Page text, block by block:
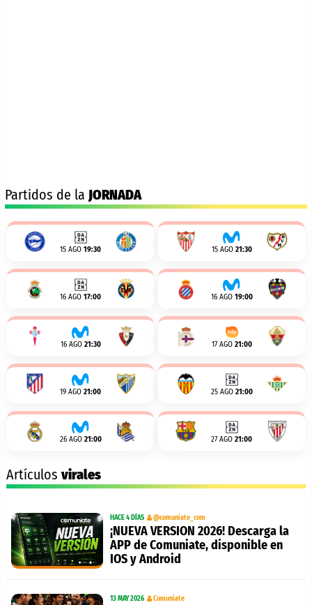
Partidos de la JORNADA
15 AGO 19:30 15 AGO 21:30
16 AGO 17:00 16 AGO 19:00
16 AGO 21:30 17 AGO 21:00
19 AGO 21:00 25 AGO 21:00
26 AGO 21:00 27 AGO 21:00
Artículosvirales
HACE 4 DÍAS @comuniate_com
¡NUEVA VERSION 2026! Descarga la
APP de Comuniate, disponible en
IOS y Android
13 MAY 2026 Comuniate